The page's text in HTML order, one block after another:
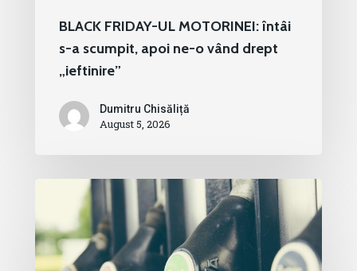
BLACK FRIDAY-UL MOTORINEI: întâi
s-a scumpit, apoi ne-o vând drept
„ieftinire”
Dumitru Chisăliță
August 5, 2026